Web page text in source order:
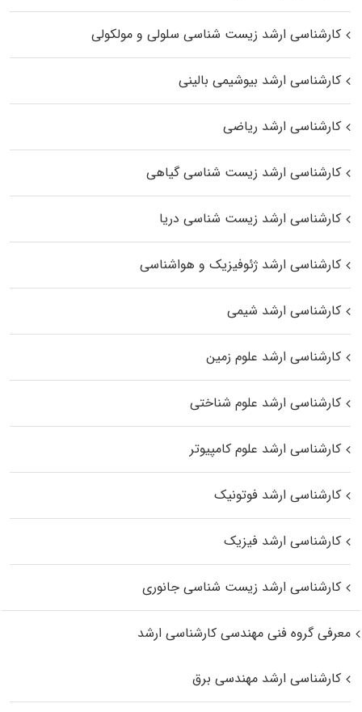
کارشناسی ارشد زیست شناسی سلولی و مولکولی
کارشناسی ارشد بیوشیمی بالینی
کارشناسی ارشد ریاضی
کارشناسی ارشد زیست‌ شناسی گیاهی
کارشناسی ارشد زیست‌ شناسی دریا
کارشناسی ارشد ژئوفیزیک و هواشناسی
کارشناسی ارشد شیمی
کارشناسی ارشد علوم زمین
کارشناسی ارشد علوم شناختی
کارشناسی ارشد علوم کامپیوتر
کارشناسی ارشد فوتونیک
کارشناسی ارشد فیزیک
کارشناسی ارشد زیست‌ شناسی جانوری
معرفی گروه فنی مهندسی کارشناسی ارشد
کارشناسی ارشد مهندسی برق